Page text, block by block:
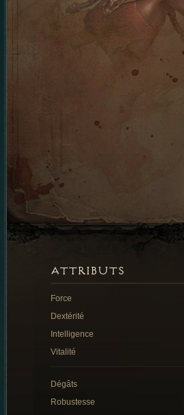
ATTRIBUTS
Force
Dextérité
Intelligence
Vitalité
Dégâts
Robustesse